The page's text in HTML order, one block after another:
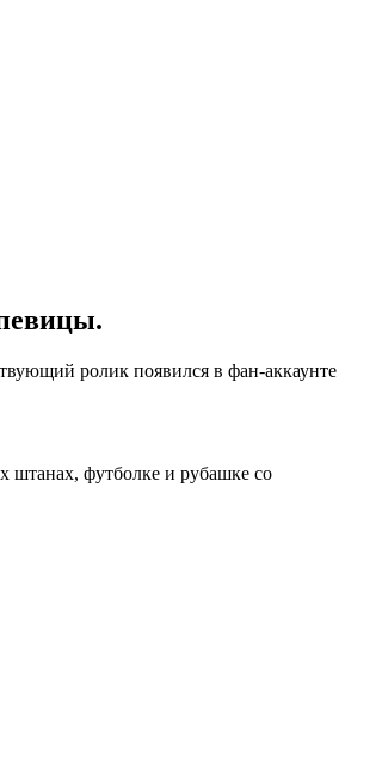
ролик появился в фан-аккаунте
штанах, футболке и рубашке со